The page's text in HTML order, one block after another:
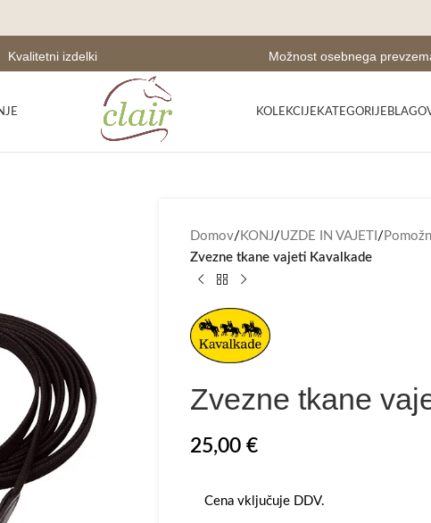
Kvalitetni izdelki Možnost osebnega
KOLEKCIJE KATEGORIJE
Domov/ KONJ/UZDE IN VAJETI /
Zvezne tkane vajeti Kavalkade
Zvezne tkane
25,00 €
Cena vključuje DDV.